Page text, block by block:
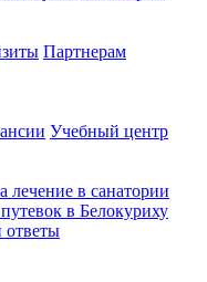
Партнерам
Учебный центр
лечение в санатории
в Белокуриху